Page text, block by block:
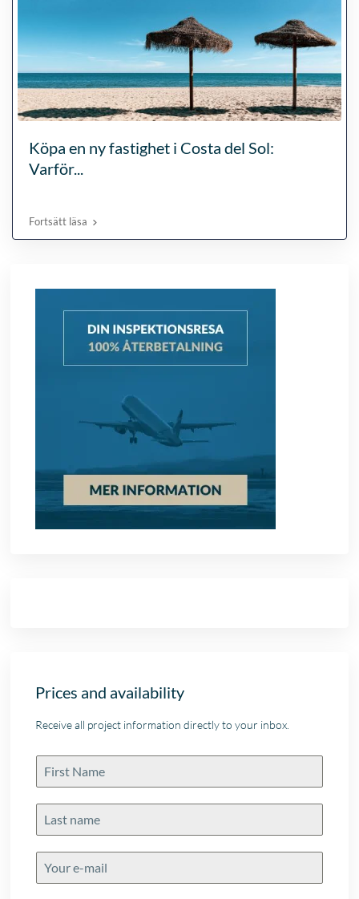
Köpa en ny fastighet i Costa del Sol:
Varför...
Fortsätt läsa
Prices and availability
Receive all project information directly to your inbox.